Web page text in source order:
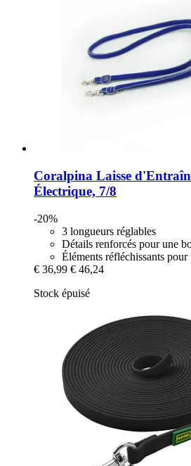
Coralpina Laisse
Électrique, 7/8
-20%
3 longueurs réglables
Détails renforcés pour une
Éléments réfléchissants
€ 36,99 € 46,24
Stock épuisé